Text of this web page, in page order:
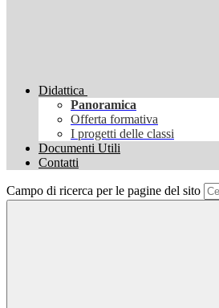
Didattica
Panoramica
Offerta formativa
I progetti delle classi
Documenti Utili
Contatti
Campo di ricerca per le pagine del sito